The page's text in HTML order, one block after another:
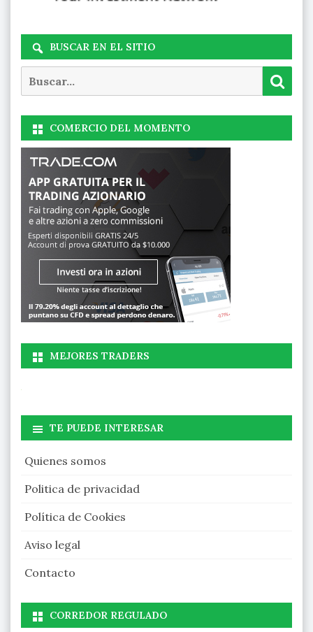
BUSCAR EN EL SITIO
COMERCIO DEL MOMENTO
MEJORES TRADERS
TE PUEDE INTERESAR
Quienes somos
Politica de privacidad
Política de Cookies
Aviso legal
Contacto
CORREDOR REGULADO